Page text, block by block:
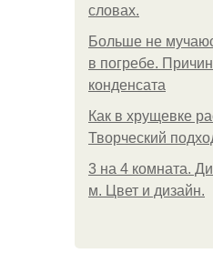
словах.
Больше не
в погребе.
конденсата
Как в хрущевке
Творческий
3 на 4 комната.
м. Цвет и дизайн.